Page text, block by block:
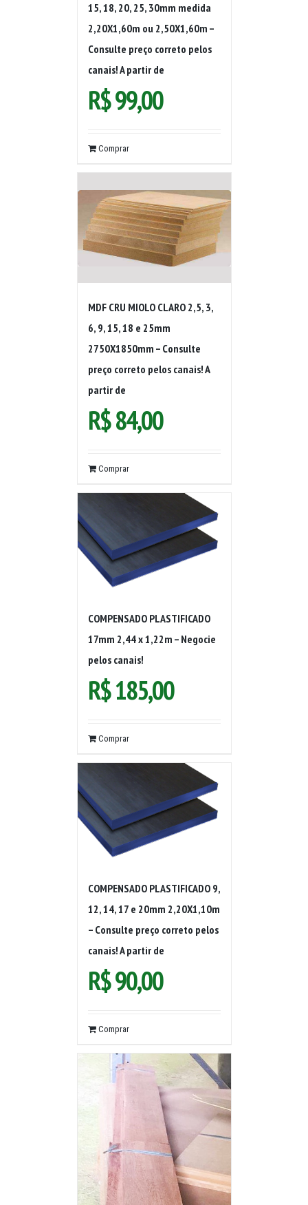
15, 18, 20, 25, 30mm medida
2,20X1,60m ou 2,50X1,60m –
Consulte preço correto pelos
canais! A partir de
R$99,00
Comprar
MDF CRU MIOLO CLARO 2,5, 3,
6, 9, 15, 18 e 25mm
2750X1850mm – Consulte
preço correto pelos canais! A
partir de
R$84,00
Comprar
COMPENSADO PLASTIFICADO
17mm 2,44 x 1,22m – Negocie
pelos canais!
R$185,00
Comprar
COMPENSADO PLASTIFICADO 9,
12, 14, 17 e 20mm 2,20X1,10m
– Consulte preço correto pelos
canais! A partir de
R$90,00
Comprar